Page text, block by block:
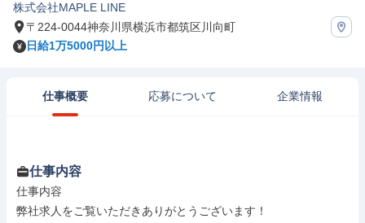
株式会社MAPLE LINE
〒224-0044神奈川県横浜市都筑区川向町
日給1万5000円以上
仕事概要 応募について 企業情報
仕事内容
仕事内容
弊社求人をご覧いただきありがとうございます！